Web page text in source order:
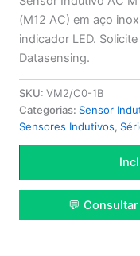
(M12 AC) em aço
indicador LED.
Datasensing.
SKU: VM2/C0-1B
Categorias: Sensor
Sensores Indutivos,
💬